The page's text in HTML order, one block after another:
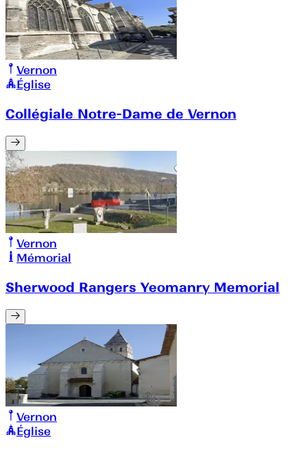
Vernon
Église
Collégiale Notre-Dame de Vernon
Vernon
Mémorial
Sherwood Rangers Yeomanry Memorial
Vernon
Église